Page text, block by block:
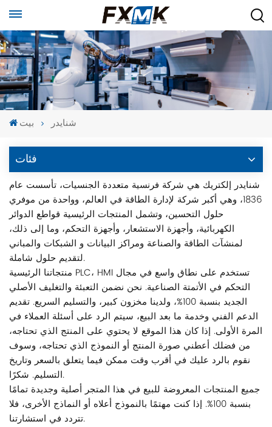
بيت شنايدر
فئات
شنايدر إلكتريك هي شركة فرنسية متعددة الجنسيات، تأسست عام
1836، وهي أكبر شركة لإدارة الطاقة في العالم، وواحدة من موفري
حلول التحسين، وتشمل المنتجات الرئيسية قواطع الدوائر
الكهربائية، وأجهزة الاستشعار، وأجهزة التحكم، وما إلى ذلك،
لمنشآت الطاقة والصناعة ومراكز البيانات و الشبكات والمباني
لتقديم حلول شاملة.
منتجاتنا الرئيسية PLC، HMI تستخدم على نطاق واسع في مجال
التحكم في الأتمتة الصناعية. نحن نضمن التعبئة والتغليف الأصلي
الجديد بنسبة 100%، ولدينا مخزون كبير، والتسليم السريع. تقديم
الدعم الفني وخدمة ما بعد البيع، سيتم الرد على أسئلة العملاء في
المرة الأولى. إذا كان هذا الموقع لا يحتوي على المنتج الذي تحتاجه،
من فضلك أعطني صورة المنتج أو النموذج الذي تحتاجه، وسوف
نقوم بالرد عليك في أقرب وقت ممكن فيما يتعلق بالسعر وتاريخ
التسليم. شكرًا.
جميع المنتجات المعروضة للبيع في هذا المتجر أصلية وجديدة تمامًا
بنسبة 100%. إذا كنت مهتمًا بالنموذج أعلاه أو النماذج الأخرى، فلا
تتردد في استشارتنا.